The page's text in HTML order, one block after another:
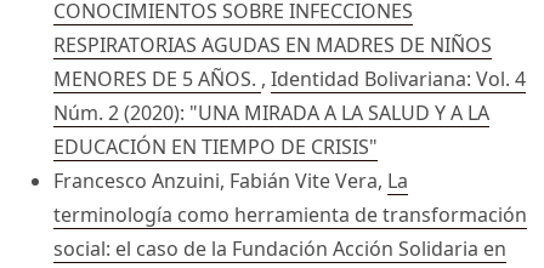
CONOCIMIENTOS SOBRE INFECCIONES
RESPIRATORIAS AGUDAS EN MADRES DE NIÑOS
MENORES DE 5 AÑOS. , Identidad Bolivariana: Vol. 4
Núm. 2 (2020): "UNA MIRADA A LA SALUD Y A LA
EDUCACIÓN EN TIEMPO DE CRISIS"
Francesco Anzuini, Fabián Vite Vera, La
terminología como herramienta de transformación
social: el caso de la Fundación Acción Solidaria en